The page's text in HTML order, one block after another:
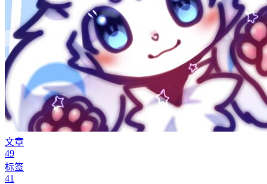
文章
49
标签
41